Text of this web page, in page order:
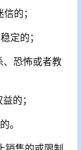
的；
定的；
恐怖或者教
的；
。